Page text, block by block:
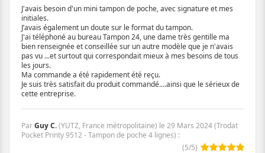
J'avais besoin d'un mini tampon de poche, avec signature et mes
initiales.
J’avais également un doute sur le format du tampon.
J'ai téléphoné au bureau Tampon 24, une dame très gentille ma
bien renseignée et conseillée sur un autre modèle que je n'avais
pas vu ...et surtout qui correspondait mieux à mes besoins de tous
les jours.
Ma commande a été rapidement été reçu.
Je suis très satisfait du produit commandé....ainsi que le sérieux de
cette entreprise.
ParGuy C.(YUTZ, France métropolitaine) le 29 Mars 2024(Trodat
Pocket Printy 9512 - Tampon de poche 4 lignes) :
(5/5)